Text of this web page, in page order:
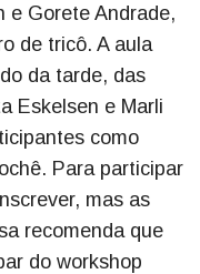
e Gorete Andrade,
de tricô. A aula
da tarde, das
Eskelsen e Marli
como
Para participar
mas as
recomenda que
do workshop